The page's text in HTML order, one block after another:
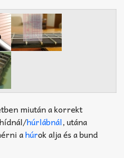
miután a korrekt
húrlábnál, utána
ahúrok alja és a bund